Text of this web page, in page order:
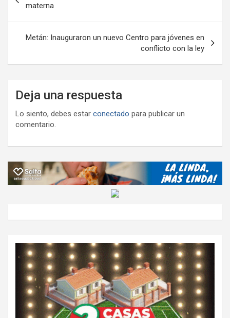
de
entradas
materna
Metán: Inauguraron un nuevo Centro para jóvenes en
conflicto con la ley
Deja una respuesta
Lo siento, debes estar conectado para publicar un
comentario.